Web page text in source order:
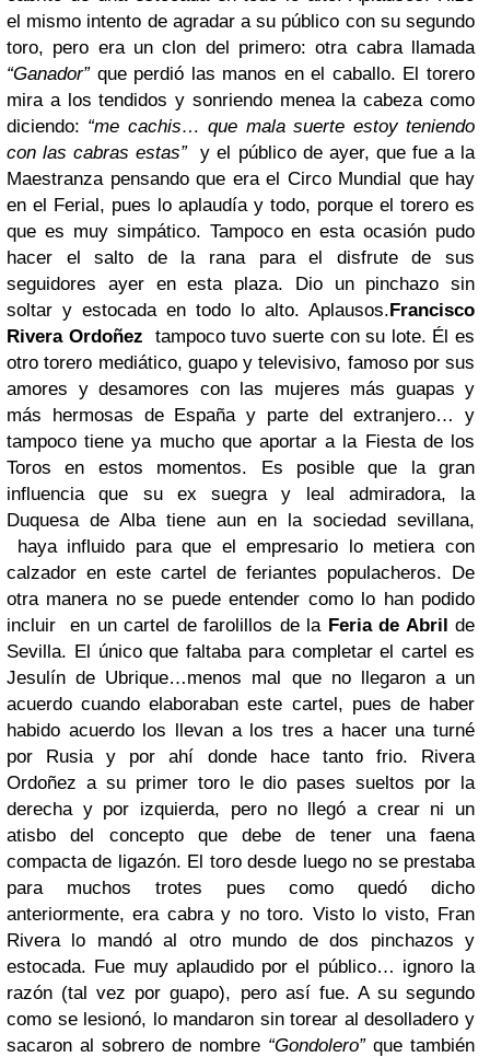
el mismo intento de agradar a su público con su segundo
toro, pero era un clon del primero: otra cabra llamada
“Ganador” que perdió las manos en el caballo. El torero
mira a los tendidos y sonriendo menea la cabeza como
diciendo: “me cachis… que mala suerte estoy teniendo
con las cabras estas”y el público de ayer, que fue a la
Maestranza pensando que era el Circo Mundial que hay
en el Ferial, pues lo aplaudía y todo, porque el torero es
que es muy simpático. Tampoco en esta ocasión pudo
hacer el salto de la rana para el disfrute de sus
seguidores ayer en esta plaza. Dio un pinchazo sin
soltar y estocada en todo lo alto. Aplausos.Francisco
Rivera Ordoñez tampoco tuvo suerte con su lote. Él es
otro torero mediático, guapo y televisivo, famoso por sus
amores y desamores con las mujeres más guapas y
más hermosas de España y parte del extranjero… y
tampoco tiene ya mucho que aportar a la Fiesta de los
Toros en estos momentos. Es posible que la gran
influencia que su ex suegra y leal admiradora, la
Duquesa de Alba tiene aun en la sociedad sevillana,
haya influido para que el empresario lo metiera con
calzador en este cartel de feriantes populacheros. De
otra manera no se puede entender como lo han podido
incluir en un cartel de farolillos de la Feria de Abril de
Sevilla. El único que faltaba para completar el cartel es
Jesulín de Ubrique…menos mal que no llegaron a un
acuerdo cuando elaboraban este cartel, pues de haber
habido acuerdo los llevan a los tres a hacer una turné
por Rusia y por ahí donde hace tanto frio. Rivera
Ordoñez a su primer toro le dio pases sueltos por la
derecha y por izquierda, pero no llegó a crear ni un
atisbo del concepto que debe de tener una faena
compacta de ligazón. El toro desde luego no se prestaba
para muchos trotes pues como quedó dicho
anteriormente, era cabra y no toro. Visto lo visto, Fran
Rivera lo mandó al otro mundo de dos pinchazos y
estocada. Fue muy aplaudido por el público… ignoro la
razón (tal vez por guapo), pero así fue. A su segundo
como se lesionó, lo mandaron sin torear al desolladero y
sacaron al sobrero de nombre “Gondolero”que también